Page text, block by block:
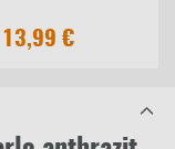
13,99 €